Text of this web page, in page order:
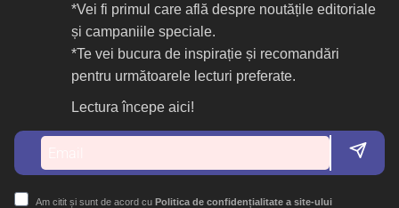
*Vei fi primul care află despre noutățile editoriale
și campaniile speciale.
*Te vei bucura de inspirație și recomandări
pentru următoarele lecturi preferate.
Lectura începe aici!
Am citit și sunt de acord cu Politica de confidențialitate a site-ului